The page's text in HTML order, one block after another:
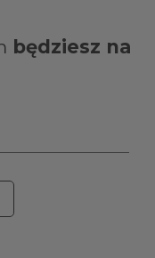
będziesz na